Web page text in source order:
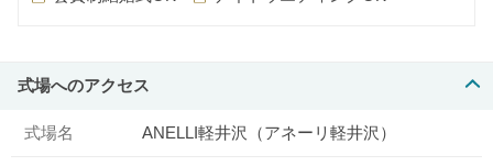
式場へのアクセス
式場名 ANELLI軽井沢（アネーリ軽井沢）